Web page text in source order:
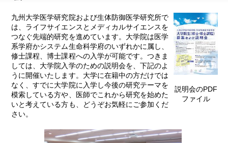
説明会のPDF
ファイル
九州大学医学研究院および生体防御医学研究所で
は、ライフサイエンスとメディカルサイエンスを
つなぐ先端的研究を進めています。大学院は医学
系学府かシステム生命科学府のいずれかに属し、
修士課程、博士課程への入学が可能です。つきま
しては、大学院入学のための説明会を、下記のよ
うに開催いたします。大学に在籍中の方だけでは
なく、すでに大学院に入学し今後の研究テーマを
模索している方や、医師でこれから研究を始めた
いと考えている方も、どうぞお気軽にご参加くだ
さい。